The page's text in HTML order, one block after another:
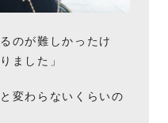
のが難しかったけ
ました」
変わらないくらいの